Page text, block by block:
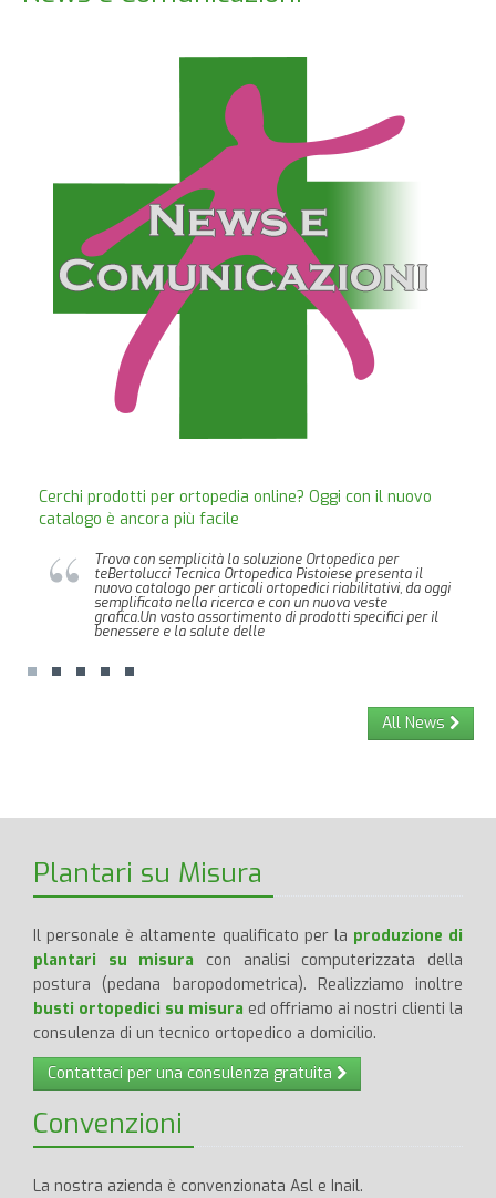
Cerchi prodotti per ortopedia online? Oggi con il nuovo
catalogo è ancora più facile
Trova con semplicità la soluzione Ortopedica per
teBertolucci Tecnica Ortopedica Pistoiese presenta il
nuovo catalogo per articoli ortopedici riabilitativi, da oggi
semplificato nella ricerca e con un nuova veste
grafica.Un vasto assortimento di prodotti specifici per il
benessere e la salute delle
All News
Plantari su Misura
Il personale è altamente qualificato per la produzione di
plantari su misura con analisi computerizzata della
postura (pedana baropodometrica). Realizziamo inoltre
busti ortopedici su misura ed offriamo ai nostri clienti la
consulenza di un tecnico ortopedico a domicilio.
Contattaci per una consulenza gratuita
Convenzioni
La nostra azienda è convenzionata Asl e Inail.